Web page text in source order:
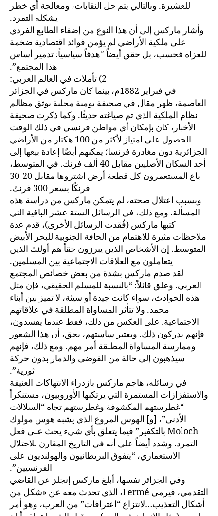
للعشيرة. وبالتالي يتم حل النقابات، ومعالجة أي خطر
يشكله التمرد.
وأشار ماركس إلى أن هذا النوع من إضفاء الطابع الفردي
على ملكية الأراضي لم يؤمن فوائد اقتصادية ضخمة
للغزاة فحسب، بل حقق أيضاً “هدفاً سياسياً: تدمير أساس
هذا المجتمع”.
2) تأملات في العالم العربي:
في فبراير 1882م، بينما كان ماركس في الجزائر
العاصمة، ظهر مقال في صحيفة يومية محلية يوثق مظالم
نظام الملكية الذي تم صياغته حديثًا. وكما ذكرت صحيفة
الأخبار، كان بإمكان أي مواطن فرنسي في ذلك الوقت
الحصول على امتياز لأكثر من 100 هكتار من الأراضي
الجزائرية دون مغادرة فرنسا؛ يمكنهم أيضًا إعادة بيعها إلى
أحد السكان الأصليين مقابل 40 ألف فرنك. في المتوسط،
باع المستعمرون كل قطعة أرض اشتروها مقابل 20-30
فرنكًا بسعر 300 فرنك.
وبسبب اعتلال صحته، لم يتمكن ماركس من دراسة هذه
المسألة. ومع ذلك، في الرسائل الستة عشر الباقية التي
كتبها ماركس (فُقدت الرسائل الأخرى)، قدم عدة
ملاحظات مثيرة للاهتمام من الحافة الجنوبية للبحر الأبيض
المتوسط. إن الأشخاص الذين يبرزون حقاً هم أولئك الذين
يتعاملون مع العلاقات الاجتماعية بين المسلمين.
لقد صدم ماركس بشدة من بعض خصائص المجتمع
العربي. وعلق قائلاً: “بالنسبة للمسلم الحقيقي، فإن مثل
هذه الحوادث، سواء كانت جيدة أو سيئة، لا تميز بين أبناء
محمد. ولا تتأثر المساواة المطلقة في علاقاتهم
الاجتماعية. على العكس من ذلك، فقط عندما يفسدون،
فإنهم يدركون ذلك. ويعتبر ساستهم، بحق، أن هذا الشعور
وممارسة المساواة المطلقة أمر مهم. ومع ذلك، فإنهم
سيذهبون إلى حالة من الفوضى والدمار بدون حركة
ثورية”.
في رسائله، هاجم ماركس بازدراء الانتهاكات العنيفة
والاستفزازات المستمرة التي يرتكبها الأوروبيون، مستنكراً
“غطرستهم المكشوفة وغطرستهم تجاه “السلالات
الأدنى”، [و] الهوس المروع الذي يشبه هوس مولوك
Moloch بالتكفير” فيما يتعلق بأي شيء يحث على فعل
التمرد. وشدد أيضاً على أنه في التاريخ المقارن للاحتلال
الاستعماري، “يتفوق البريطانيون والهولنديون على
الفرنسيين”.
وفي الجزائر نفسها، أبلغ ماركس إنجلز عن القاضي
التقدمي، فيرمي Fermé، الذي تحدث معه عن «شكل من
أشكال التعذيب…لانتزاع “اعترافات” من العرب، وهو أمر